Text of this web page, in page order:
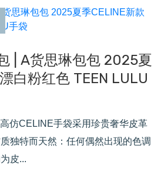
| A货思琳包包 2025夏
白粉红色 TEEN LULU
仿CELINE手袋采用珍贵奢华皮革
独特而天然：任何偶然出现的色调
皮...